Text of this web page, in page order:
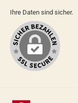
Ihre Daten sind sicher.